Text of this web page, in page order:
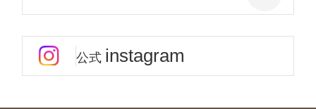
公式 instagram